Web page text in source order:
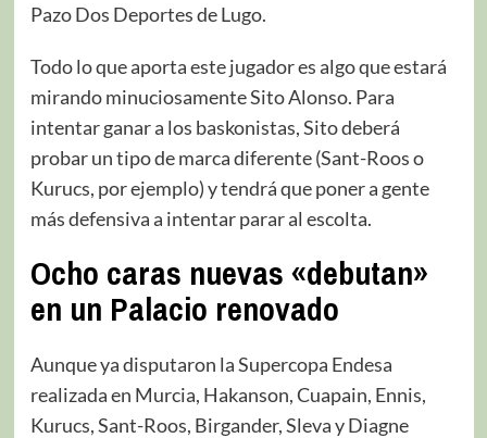
Pazo Dos Deportes de Lugo.
Todo lo que aporta este jugador es algo que estará
mirando minuciosamente Sito Alonso. Para
intentar ganar a los baskonistas, Sito deberá
probar un tipo de marca diferente (Sant-Roos o
Kurucs, por ejemplo) y tendrá que poner a gente
más defensiva a intentar parar al escolta.
Ocho caras nuevas «debutan»
en un Palacio renovado
Aunque ya disputaron la Supercopa Endesa
realizada en Murcia, Hakanson, Cuapain, Ennis,
Kurucs, Sant-Roos, Birgander, Sleva y Diagne